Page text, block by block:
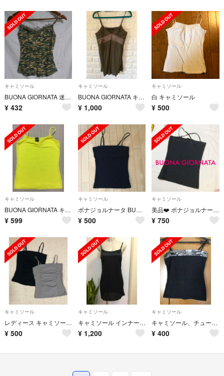
キャミソール
BUONA GIORNATA 迷彩柄キャミソール(S)
¥ 432
キャミソール
BUONA GIORNATA キャミソール
¥ 1,000
キャミソール
白 キャミソール
¥ 500
キャミソール
BUONA GIORNATA キャミソール
¥ 599
キャミソール
ボナジョルナータ BUONAGIORNATA キャミソール Mサイズ 美品
¥ 500
キャミソール
美品❤️ ボナジョルナータ ❤️ ２ｗａｙキャミ
¥ 750
キャミソール
レディース キャミソール チューブトップ ボナジョルナータ
¥ 500
キャミソール
キャミソール インナー ペチコート
¥ 1,200
キャミソール
キャミソール、チューブトップ
¥ 400